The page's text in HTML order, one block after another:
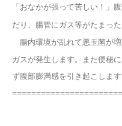
「おなかが張って苦しい！」
だり、腸管にガス等がたまった
腸内環境が乱れて悪玉菌が
ガスが発生します。また便秘
ず腹部膨満感を引き起こします
=======================